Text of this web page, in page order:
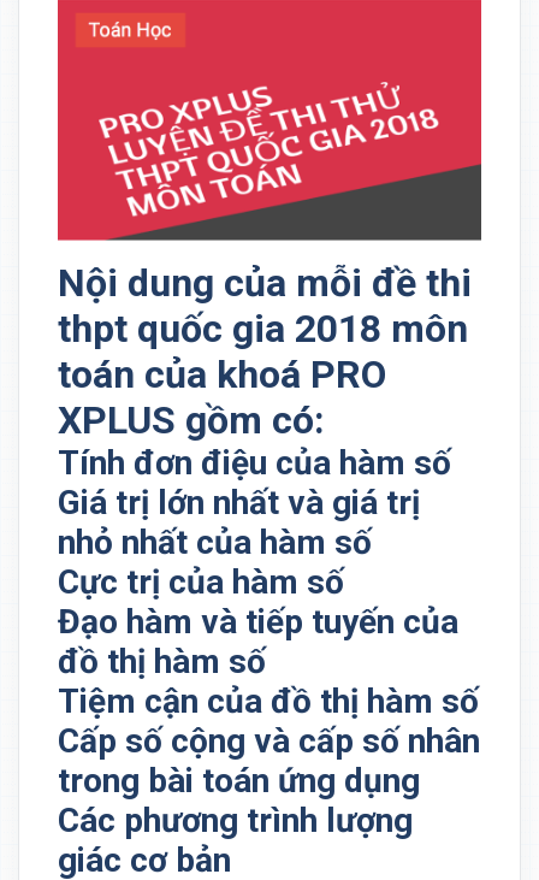
Nội dung của mỗi đề thi
thpt quốc gia 2018 môn
toán của khoá PRO
XPLUS gồm có:
Tính đơn điệu của hàm số
Giá trị lớn nhất và giá trị
nhỏ nhất của hàm số
Cực trị của hàm số
Đạo hàm và tiếp tuyến của
đồ thị hàm số
Tiệm cận của đồ thị hàm số
Cấp số cộng và cấp số nhân
trong bài toán ứng dụng
Các phương trình lượng
giác cơ bản